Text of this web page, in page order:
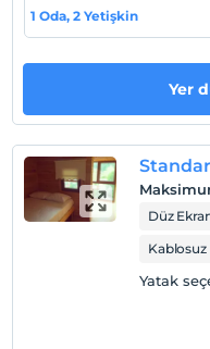
Otel koşulları
Check/in
En erken saat 14:00 ve
Check/out
En geç saat 12:00 ve
1 Oda, 2 Yetişkin
Yer
Düz
Yatak